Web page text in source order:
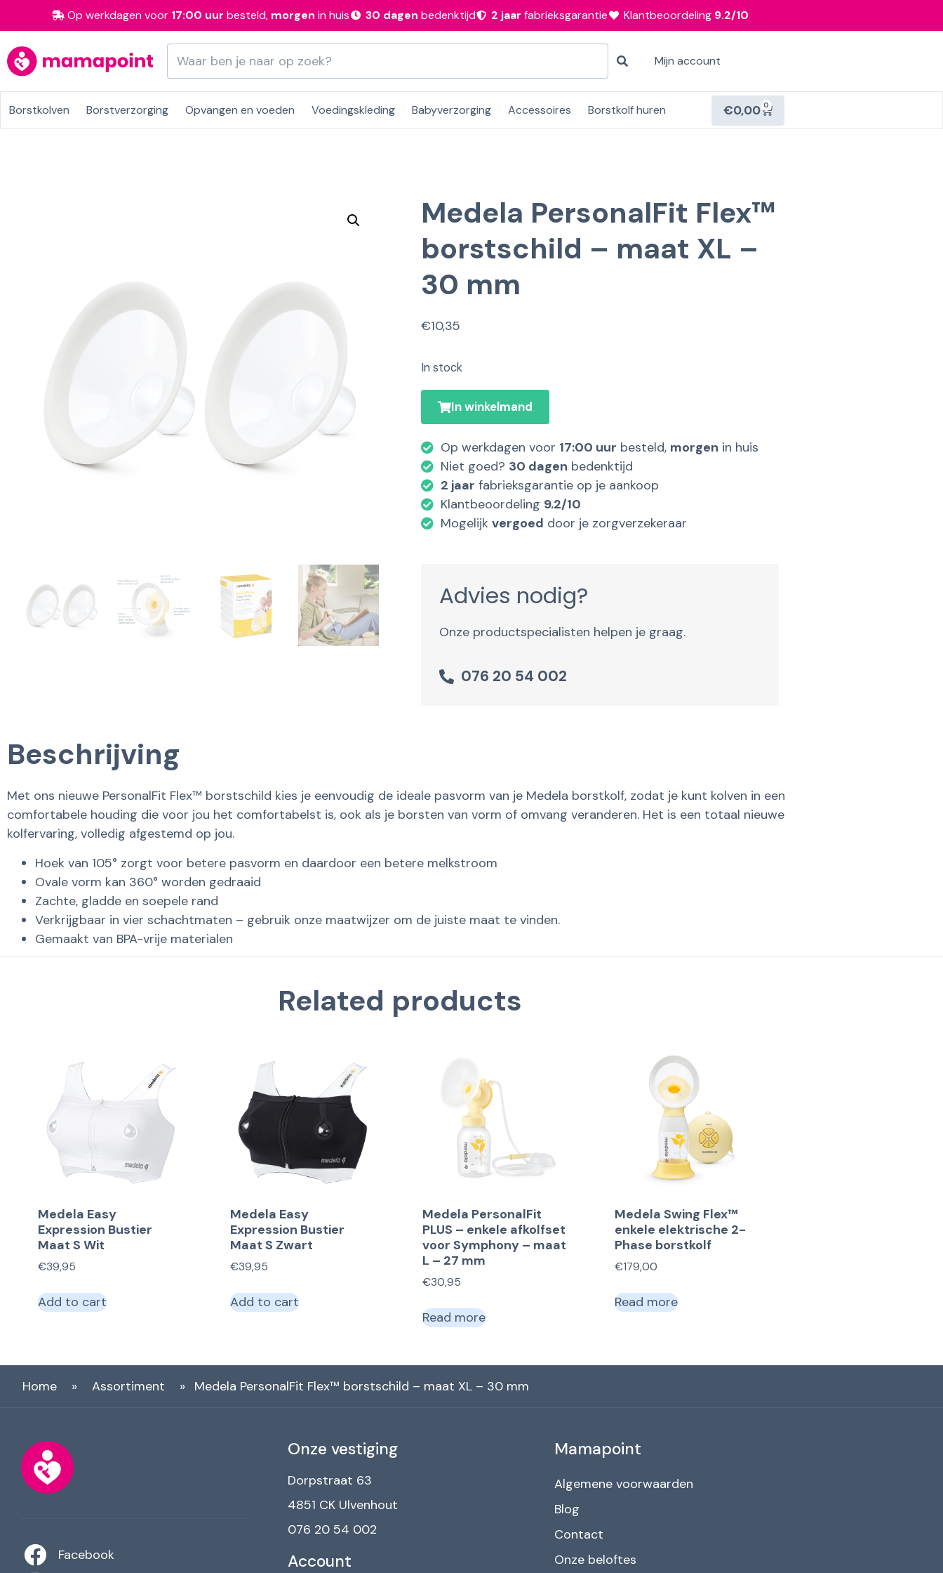
Op werkdagen voor 17:00 uur besteld, morgen in huis 30 dagen bedenktijd 2 jaar fabrieksgarantie Klantbeoordeling 9.2/10
Mijn account
Borstkolven Borstverzorging Opvangen en voeden Voedingskleding Babyverzorging Accessoires Borstkolf huren €0,00 0
Medela PersonalFit Flex™
borstschild – maat XL –
30 mm
€10,35
In stock
In winkelmand
Op werkdagen voor 17:00 uur besteld, morgen in huis
Niet goed? 30 dagen bedenktijd
2 jaar fabrieksgarantie op je aankoop
Klantbeoordeling 9.2/10
Mogelijk vergoed door je zorgverzekeraar
Advies nodig?
Onze productspecialisten helpen je graag.
076 20 54 002
Beschrijving
Met ons nieuwe PersonalFit Flex™ borstschild kies je eenvoudig de ideale pasvorm van je Medela borstkolf, zodat je kunt kolven in een
comfortabele houding die voor jou het comfortabelst is, ook als je borsten van vorm of omvang veranderen. Het is een totaal nieuwe
kolfervaring, volledig afgestemd op jou.
Hoek van 105° zorgt voor betere pasvorm en daardoor een betere melkstroom
Ovale vorm kan 360° worden gedraaid
Zachte, gladde en soepele rand
Verkrijgbaar in vier schachtmaten – gebruik onze maatwijzer om de juiste maat te vinden.
Gemaakt van BPA-vrije materialen
Related products
Medela Easy
Expression Bustier
Maat S Wit
€39,95
Add to cart
Medela Easy
Expression Bustier
Maat S Zwart
€39,95
Add to cart
Medela PersonalFit
PLUS – enkele afkolfset
voor Symphony – maat
L – 27 mm
€30,95
Read more
Medela Swing Flex™
enkele elektrische 2-
Phase borstkolf
€179,00
Read more
Home » Assortiment » Medela PersonalFit Flex™ borstschild – maat XL – 30 mm
Facebook
Onze vestiging
Dorpstraat 63
4851 CK Ulvenhout
076 20 54 002
Account
Mamapoint
Algemene voorwaarden
Blog
Contact
Onze beloftes